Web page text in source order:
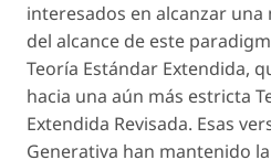
interesados en alcanzar
del alcance de este
Teoría Estándar Extendida,
hacia una aún más estricta
Extendida Revisada. Esas
Generativa han mantenido